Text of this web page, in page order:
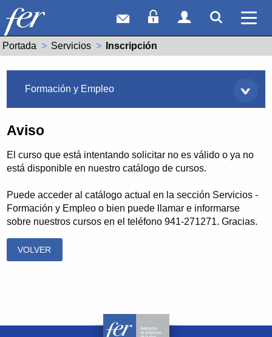
Correo webAcceso Socios
Acceso
Portada Servicios Actual:
Inscripción
Formación y Empleo
Aviso
El curso que está intentando solicitar no es válido o ya no
está disponible en nuestro catálogo de cursos.
Puede acceder al catálogo actual en la sección Servicios -
Formación y Empleo o bien puede llamar e informarse
sobre nuestros cursos en el teléfono 941-271271. Gracias.
VOLVER